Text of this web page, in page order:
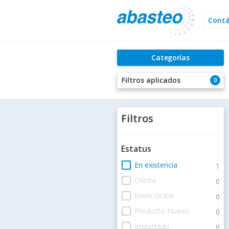
Categorías
0
Filtros aplicados
Filtros
Estatus
check_box_outline_blank En existencia 1
check_box_outline_blank Oferta 0
check_box_outline_blank Envío Gratis 0
check_box_outline_blank Producto Nuevo 0
check_box_outline_blank Importado